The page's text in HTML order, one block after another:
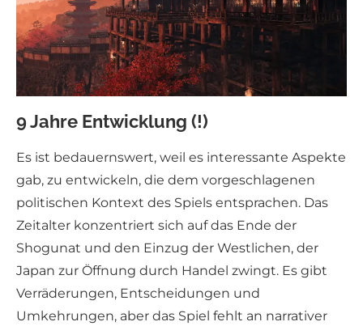
9 Jahre Entwicklung (!)
Es ist bedauernswert, weil es interessante Aspekte
gab, zu entwickeln, die dem vorgeschlagenen
politischen Kontext des Spiels entsprachen. Das
Zeitalter konzentriert sich auf das Ende der
Shogunat und den Einzug der Westlichen, der
Japan zur Öffnung durch Handel zwingt. Es gibt
Verräderungen, Entscheidungen und
Umkehrungen, aber das Spiel fehlt an narrativer